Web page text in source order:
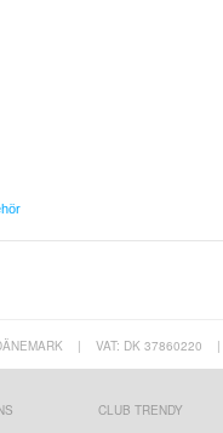
| VAT: DK 37860220 |
CLUB TRENDY